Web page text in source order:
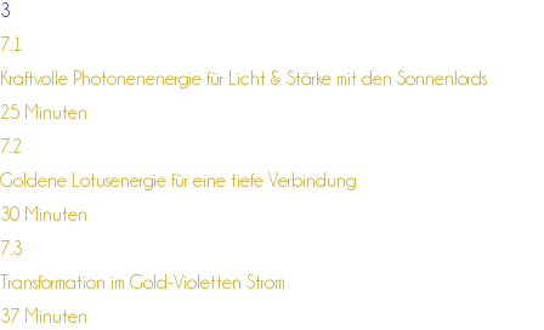
3
7.1
Kraftvolle Photonenenergie für Licht & Stärke mit den Sonnenlords
25 Minuten
7.2
Goldene Lotusenergie für eine tiefe Verbindung
30 Minuten
7.3
Transformation im Gold-Violetten Strom
37 Minuten